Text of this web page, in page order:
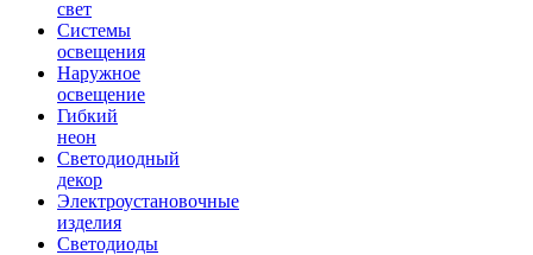
свет
Системы
освещения
Наружное
освещение
Гибкий
неон
Светодиодный
декор
Электроустановочные
изделия
Светодиоды